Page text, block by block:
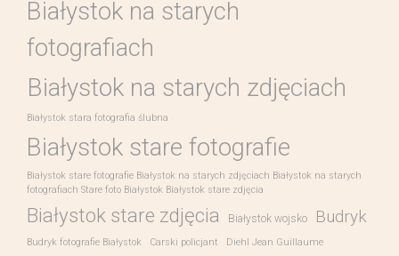
Białystok na starych
fotografiach
Białystok na starych zdjęciach
Białystok stara fotografia ślubna
Białystok stare fotografie
Białystok stare fotografie Białystok na starych zdjęciach Białystok na starych
fotografiach Stare foto Białystok Białystok stare zdjęcia
Białystok stare zdjęcia Białystok wojsko Budryk
Budryk fotografie Białystok Carski policjant Diehl Jean Guillaume